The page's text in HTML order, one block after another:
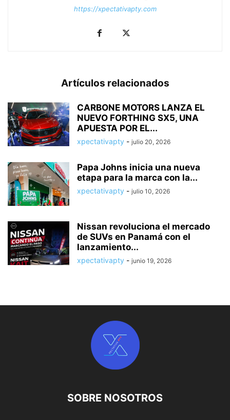
https://xpectativapty.com
Artículos relacionados
CARBONE MOTORS LANZA EL
NUEVO FORTHING SX5, UNA
APUESTA POR EL...
xpectativapty - julio 20, 2026
Papa Johns inicia una nueva
etapa para la marca con la...
xpectativapty - julio 10, 2026
Nissan revoluciona el mercado
de SUVs en Panamá con el
lanzamiento...
xpectativapty - junio 19, 2026
SOBRE NOSOTROS